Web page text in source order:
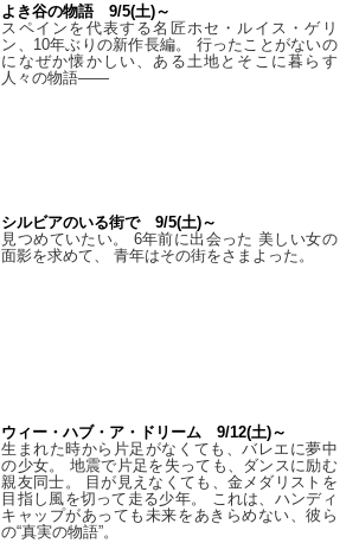
よき谷の物語 9/5(土)～
スペインを代表する名匠ホセ・ルイス・ゲリ
ン、10年ぶりの新作長編。 行ったことがないの
になぜか懐かしい、ある土地とそこに暮らす
人々の物語――
シルビアのいる街で 9/5(土)～
見つめていたい。 6年前に出会った 美しい女の
面影を求めて、 青年はその街をさまよった。
ウィー・ハブ・ア・ドリーム 9/12(土)～
生まれた時から片足がなくても、バレエに夢中
の少女。 地震で片足を失っても、ダンスに励む
親友同士。 目が見えなくても、金メダリストを
目指し風を切って走る少年。 これは、ハンディ
キャップがあっても未来をあきらめない、彼ら
の“真実の物語”。